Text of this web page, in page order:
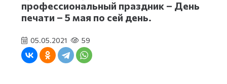
профессиональный праздник – День
печати – 5 мая по сей день.
05.05.2021 59